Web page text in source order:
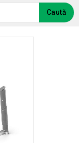
Caută